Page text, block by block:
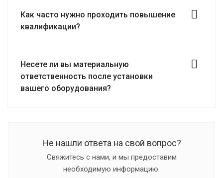
Как часто нужно проходить повышение
квалификации?
Несете ли вы материальную
ответственность после установки
вашего оборудования?
Не нашли ответа на свой вопрос?
Свяжитесь с нами, и мы предоставим
необходимую информацию.